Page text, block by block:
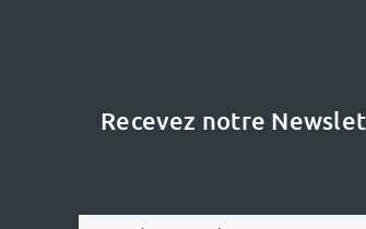
Recevez notre